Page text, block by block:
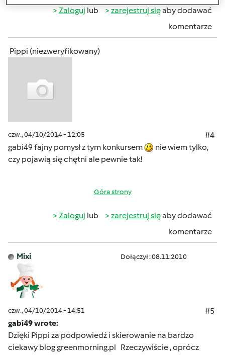
Zaloguj lub zarejestruj sięaby dodawać
komentarze
Pippi (niezweryfikowany)
czw., 04/10/2014 - 12:05
#4
gabi49fajny pomysł z tym konkursem
nie wiem tylko,
czy pojawią się chętni ale pewnie tak!
Góra strony
Zaloguj lub zarejestruj sięaby dodawać
komentarze
Mixi Dołączył : 08.11.2010
czw., 04/10/2014 - 14:51
#5
gabi49 wrote:
Dzięki Pippi za podpowiedź i skierowanie na bardzo
ciekawy blog greenmorning.pl Rzeczywiście , oprócz